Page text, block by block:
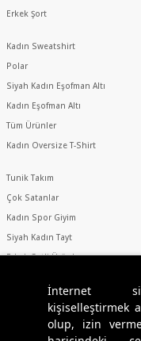
İnternet
kişiselleştirmek
olup, izin
Erkek Şort
Kadın Sweatshirt
Polar
Siyah Kadın Eşofman Altı
Kadın Eşofman Altı
Tüm Ürünler
Kadın Oversize T-Shirt
Tunik Takım
Çok Satanlar
Kadın Spor Giyim
Siyah Kadın Tayt
Erkek Setli Ürünler